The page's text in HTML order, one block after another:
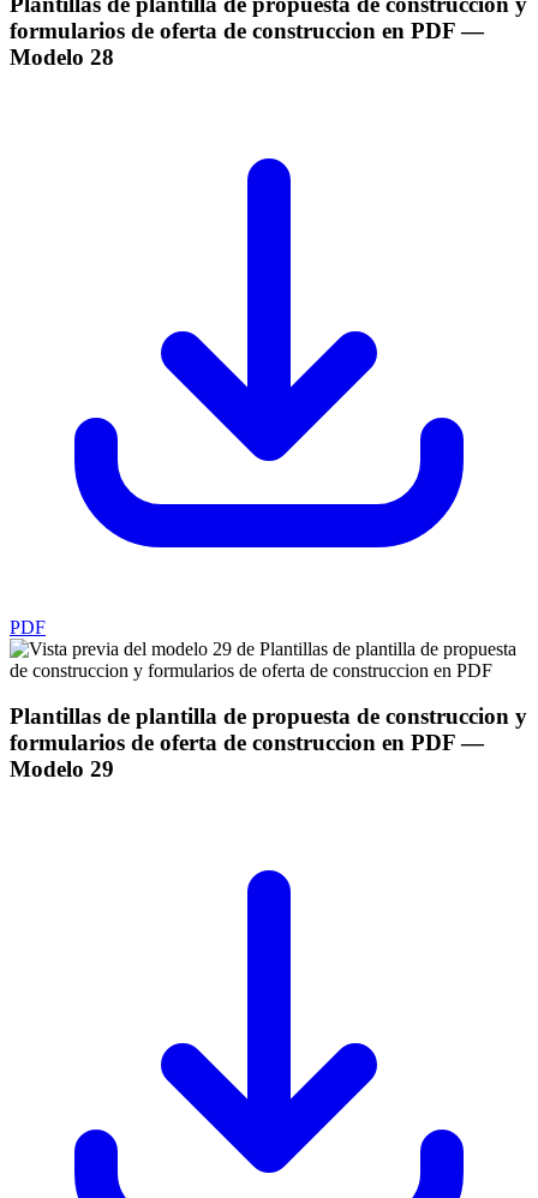
formularios de oferta de construccion en PDF—
Modelo 28
PDF
Plantillas de plantilla de propuesta de construccion y
formularios de oferta de construccion en PDF—
Modelo 29